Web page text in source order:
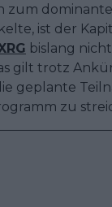
zum
ist der
bislang
gilt trotz
geplante
zu